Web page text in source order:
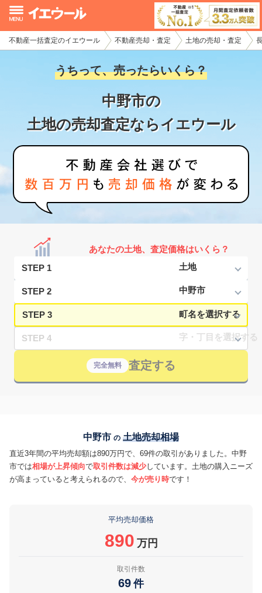
不動産一括査定のイエウール 不動産売却・査定 土地の売却・査定
うちって、売ったらいくら？
中野市の
土地の売却査定ならイエウール
あなたの土地、査定価格はいくら？
STEP 1
STEP 2
STEP 3
STEP 4
完全無料 査定する
中野市 の 土地売却相場
直近3年間の平均売却額は890万円で、69件の取引がありました。中野
市では相場が上昇傾向で取引件数は減少しています。土地の購入ニーズ
が高まっていると考えられるので、 今が売り時です！
平均売却価格
890 万円
取引件数
69 件
イエウール加盟希望の不動産会社様
初めての方へ
不動産の売却・一括査定
家査定シミュレーター
お問い合わせ